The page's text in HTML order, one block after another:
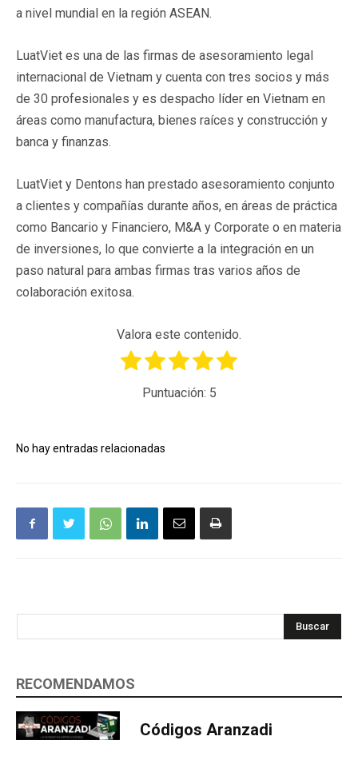
a nivel mundial en la región ASEAN.
LuatViet es una de las firmas de asesoramiento legal
internacional de Vietnam y cuenta con tres socios y más
de 30 profesionales y es despacho líder en Vietnam en
áreas como manufactura, bienes raíces y construcción y
banca y finanzas.
LuatViet y Dentons han prestado asesoramiento conjunto
a clientes y compañías durante años, en áreas de práctica
como Bancario y Financiero, M&A y Corporate o en materia
de inversiones, lo que convierte a la integración en un
paso natural para ambas firmas tras varios años de
colaboración exitosa.
Valora este contenido.
Puntuación: 5
No hay entradas relacionadas
Buscar
RECOMENDAMOS
Códigos Aranzadi